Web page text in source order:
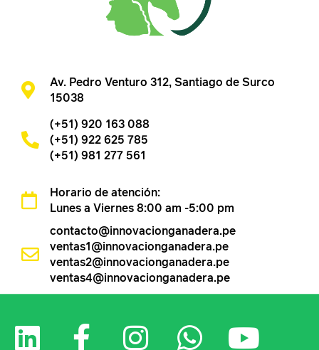
Av. Pedro Venturo 312, Santiago de Surco
15038
(+51) 920 163 088
(+51) 922 625 785
(+51) 981 277 561
Horario de atención:
Lunes a Viernes 8:00 am -5:00 pm
contacto@innovacionganadera.pe
ventas1@innovacionganadera.pe
ventas2@innovacionganadera.pe
ventas4@innovacionganadera.pe